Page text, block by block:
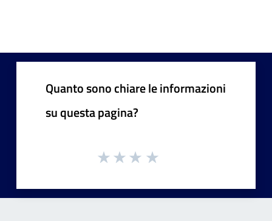
Quanto sono chiare le informazioni
su questa pagina?